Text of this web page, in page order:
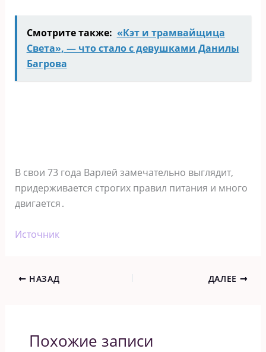
Смотрите также: «Кэт и трамвайщица
Света», — что стало с девушками Данилы
Багрова
В свои 73 года Варлей замечательно выглядит,
придерживается строгих правил питания и много
двигается․
Источник
НАЗАД ДАЛЕЕ
Похожие записи